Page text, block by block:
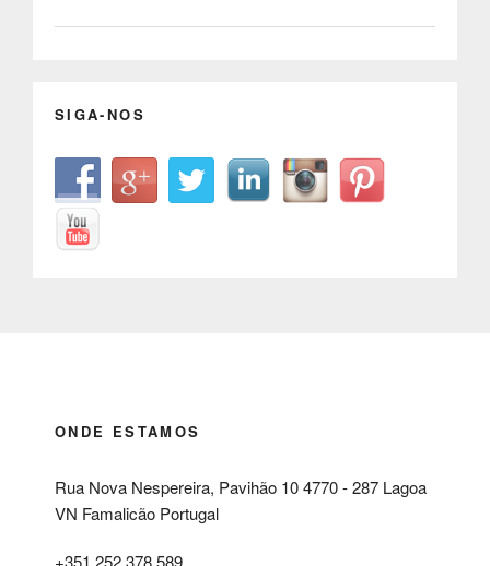
SIGA-NOS
ONDE ESTAMOS
Rua Nova Nespereira, Pavihão 10 4770 - 287 Lagoa
VN Famalicão Portugal